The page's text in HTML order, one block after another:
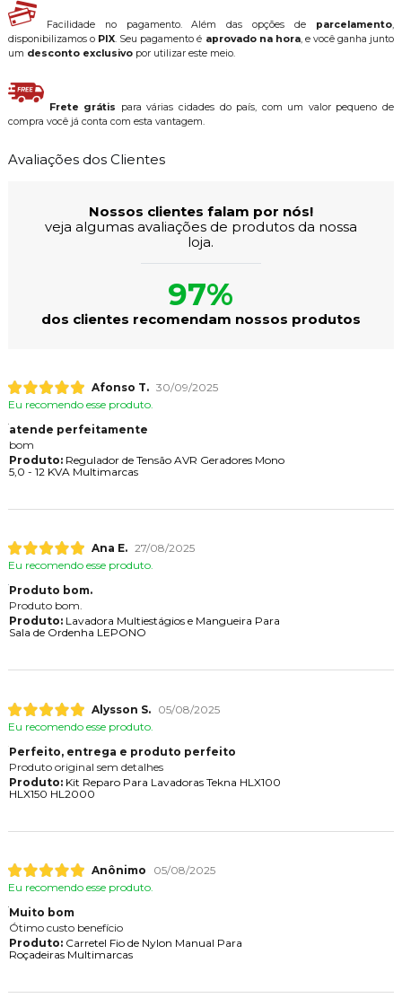
Facilidade no pagamento. Além das opções de parcelamento,
disponibilizamos o PIX. Seu pagamento é aprovado na hora, e você ganha junto
um desconto exclusivopor utilizar este meio.
Frete grátis para várias cidades do país, com um valor pequeno de
compra você já conta com esta vantagem.
Avaliações dos Clientes
Nossos clientes falam por nós!
veja algumas avaliações de produtos da nossa
loja.
97%
dos clientes recomendam nossos produtos
Afonso T. 30/09/2025
Eu recomendo esse produto.
atende perfeitamente
bom
Produto:Regulador de Tensão AVR Geradores Mono
5,0 - 12 KVA Multimarcas
Ana E. 27/08/2025
Eu recomendo esse produto.
Produto bom.
Produto bom.
Produto:Lavadora Multiestágios e Mangueira Para
Sala de Ordenha LEPONO
Alysson S.
05/08/2025
Eu recomendo esse produto.
Perfeito, entrega e produto perfeito
Produto original sem detalhes
Produto:Kit Reparo Para Lavadoras Tekna HLX100
HLX150 HL2000
Anônimo
05/08/2025
Eu recomendo esse produto.
Muito bom
Ótimo custo benefício
Produto:Carretel Fio de Nylon Manual Para
Roçadeiras Multimarcas